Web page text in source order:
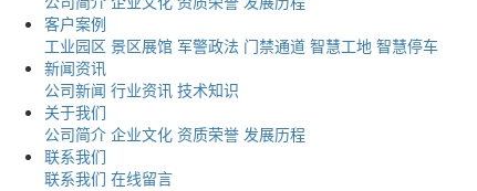
客户案例
工业园区 景区展馆 军警政法 门禁通道 智慧工地 智慧停车
新闻资讯
公司新闻 行业资讯 技术知识
关于我们
公司简介 企业文化 资质荣誉 发展历程
联系我们
联系我们 在线留言